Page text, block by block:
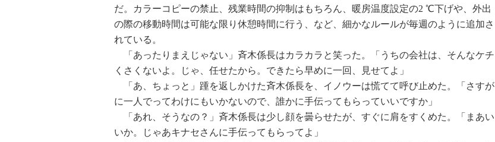
だ。カラーコピーの禁止、残業時間の抑制はもちろん、暖房温度設定の2 ℃下げや、外出
の際の移動時間は可能な限り休憩時間に行う、など、細かなルールが毎週のように追加さ
れている。
「あったりまえじゃない」斉木係長はカラカラと笑った。「うちの会社は、そんなケチ
くさくないよ。じゃ、任せたから。できたら早めに一回、見せてよ」
「あ、ちょっと」踵を返しかけた斉木係長を、イノウーは慌てて呼び止めた。「さすが
に一人でってわけにもいかないので、誰かに手伝ってもらっていいですか」
「あれ、そうなの？」斉木係長は少し顔を曇らせたが、すぐに肩をすくめた。「まあい
いか。じゃあキナセさんに手伝ってもらってよ」